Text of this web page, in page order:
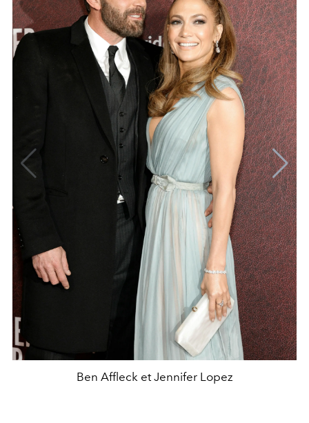
Ben Affleck et Jennifer Lopez